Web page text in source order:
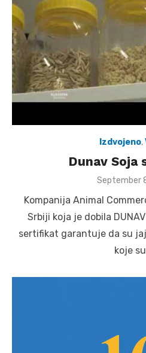
Izdvojeno,
Dunav
Posted
September
Kompanija Animal
Srbiji koja je dobila
sertifikat garantuje da su
koje